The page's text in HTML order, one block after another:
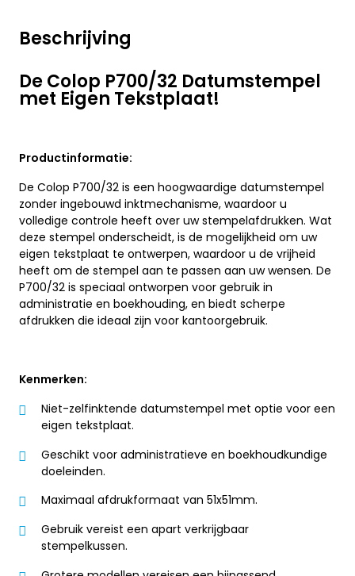
Beschrijving
De Colop P700/32 Datumstempel
met Eigen Tekstplaat!
Productinformatie:
De Colop P700/32 is een hoogwaardige datumstempel
zonder ingebouwd inktmechanisme, waardoor u
volledige controle heeft over uw stempelafdrukken. Wat
deze stempel onderscheidt, is de mogelijkheid om uw
eigen tekstplaat te ontwerpen, waardoor u de vrijheid
heeft om de stempel aan te passen aan uw wensen. De
P700/32 is speciaal ontworpen voor gebruik in
administratie en boekhouding, en biedt scherpe
afdrukken die ideaal zijn voor kantoorgebruik.
Kenmerken:
Niet-zelfinktende datumstempel met optie voor een
eigen tekstplaat.
Geschikt voor administratieve en boekhoudkundige
doeleinden.
Maximaal afdrukformaat van 51x51mm.
Gebruik vereist een apart verkrijgbaar
stempelkussen.